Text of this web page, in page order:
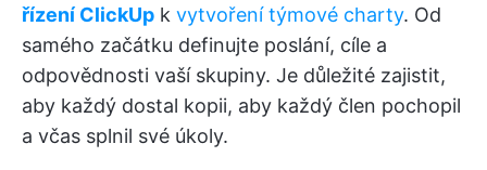
řízení ClickUp k vytvoření týmové charty. Od
samého začátku definujte poslání, cíle a
odpovědnosti vaší skupiny. Je důležité zajistit,
aby každý dostal kopii, aby každý člen pochopil
a včas splnil své úkoly.